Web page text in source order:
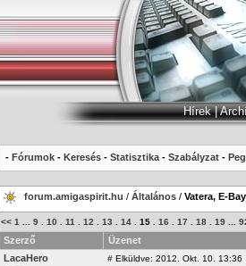
Hírek|
- Fórumok - Keresés - Statisztika - Szabályzat -
forum.amigaspirit.hu / Általános / Vatera, E-
<< 1 9 10 11 12 13 14 15 16 17 18 19
Szerző
Üzenet
LacaHero
# Elküldve: 2012. Okt. 10. 13:36